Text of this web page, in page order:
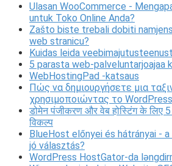
Ulasan WooCommerce -
untuk Toko Online Anda?
Zašto biste trebali dobiti
web stranicu?
Kuidas leida
5 parasta web-palveluntarjoajaa
WebHostingPad -katsaus
Πώς να δημιουργήσετε μια
χρησιμοποιώντας το
डोमेन पंजीकरण और वेब होस्टिंग के लिए
विकल्प
BlueHost előnyei és hátrányai -
jó választás?
WordPress HostGator-da